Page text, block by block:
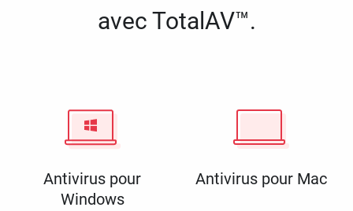
avec TotalAV™.
Antivirus pour
Windows
Antivirus pour Mac